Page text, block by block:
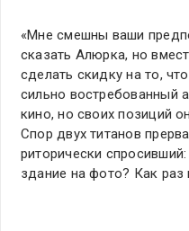
«Мне смешны ваши
сказать Алюрка, но
сделать скидку на то,
сильно востребованный
кино, но своих позиций
Спор двух титанов
риторически
здание на фото? Как раз